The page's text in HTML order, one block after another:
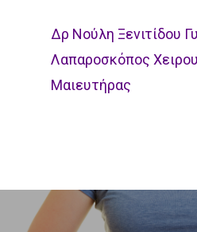
Δρ Νούλη Ξενιτίδου
Λαπαροσκόπος
Μαιευτήρας